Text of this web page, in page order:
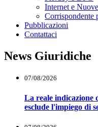
Internet e
Corrispondente
Pubblicazioni
Contattaci
News Giuridiche
07/08/2026
La reale indicazione
esclude l'impiego di